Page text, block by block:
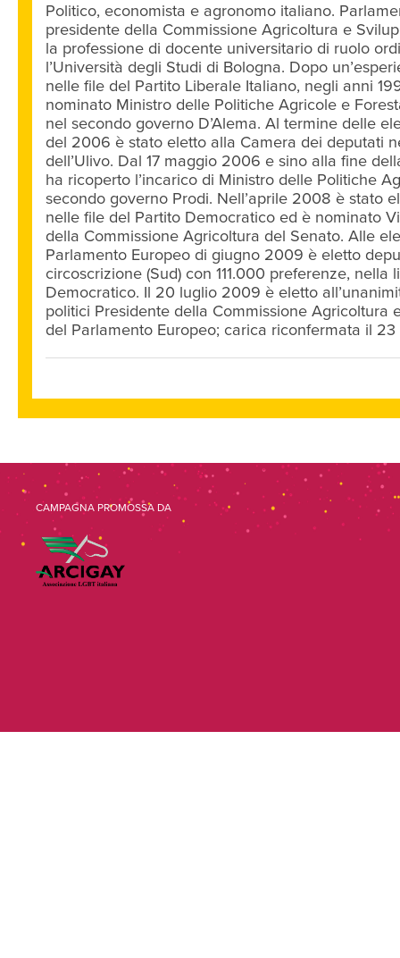
Politico, economista e agronomo italiano.
presidente della Commissione Agricoltura e
la professione di docente universitario di ruolo
l’Università degli Studi di Bologna. Dopo
nelle file del Partito Liberale Italiano, negli anni
nominato Ministro delle Politiche Agricole e
nel secondo governo D’Alema. Al termine delle
del 2006 è stato eletto alla Camera dei deputati
dell’Ulivo. Dal 17 maggio 2006 e sino alla fine
ha ricoperto l’incarico di Ministro delle Politiche
secondo governo Prodi. Nell’aprile 2008 è stato
nelle file del Partito Democratico ed è nominato
della Commissione Agricoltura del Senato. Alle
Parlamento Europeo di giugno 2009 è eletto
circoscrizione (Sud) con 111.000 preferenze, nella
Democratico. Il 20 luglio 2009 è eletto
politici Presidente della Commissione Agricoltura
del Parlamento Europeo; carica riconfermata il
CAMPAGNA PROMOSSA DA